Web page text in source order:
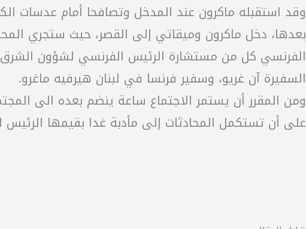
وقد استقبله ماكرون عند المدخل وتصافحا أمام عدسات
بعدها، دخل ماكرون وميقاتي إلى القصر، حيث ستجري
الفرنسي كل من مستشارة الرئيس الفرنسي لشؤون الشرق
السفيرة آن غريو، وسفير فرنسا في لبنان هيرفيه ماغرو.
ومن المقرر أن يستمر الاجتماع ساعة ينضم بعده الى
على أن تستكمل المحادثات إلى مأدبة غدا بقيمها